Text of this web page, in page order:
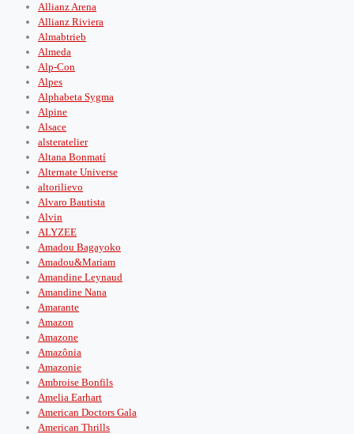
Allianz Arena
Allianz Riviera
Almabtrieb
Almeda
Alp-Con
Alpes
Alphabeta Sygma
Alpine
Alsace
alsteratelier
Altana Bonmatí
Alternate Universe
altorilievo
Alvaro Bautista
Alvin
ALYZEE
Amadou Bagayoko
Amadou&Mariam
Amandine Leynaud
Amandine Nana
Amarante
Amazon
Amazone
Amazônia
Amazonie
Ambroise Bonfils
Amelia Earhart
American Doctors Gala
American Thrills